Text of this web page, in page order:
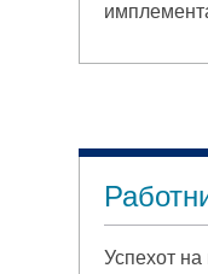
Успехот на